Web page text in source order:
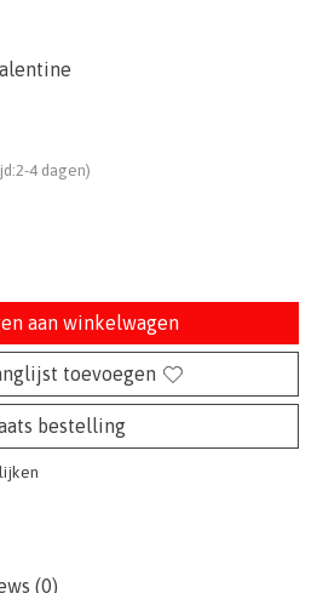
product is
4 dagen)
aan winkelwagen
toevoegen
bestelling
(0)